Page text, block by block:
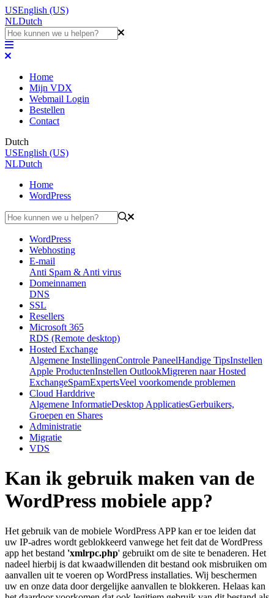
USEnglish (US)
NLDutch
Home
Mijn VDX
Webmail Login
Bestellen
Contact
Dutch
USEnglish (US)
NLDutch
Home
WordPress
WordPress
Webhosting
E-mail
Anti Spam & Anti virus
Domeinnamen
DNS
SSL
Resellers
Microsoft 365
RDS (Remote desktop)
Hosted Exchange
Algemene InstellingenControle PaneelHandige TipsInstellen
Apple ProductenInstellen OutlookMigreren naar Hosted
ExchangeSpamExpertsVeel voorkomende problemen
Cloud Harddrive
Algemene InformatieDesktop ApplicatiesGerbuikers,
Groepen en Shares
Administratie
Migratie
VDS
Kan ik gebruik maken van de
WordPress mobiele app?
Het gebruik van de mobiele WordPress APP kan er toe leiden dat
uw IP-adres wordt geblokkeerd vanwege het feit dat de WordPress
app het bestand 'xmlrpc.php' gebruikt om de site te benaderen. Het
nadeel hierbij is dat kwaadwillenden dit bestand ook misbruiken om
aanvallen uit te voeren op WordPress installaties. Wij beschermen
uw en onze data door dergelijke aanvallen te blokkeren. Helaas kan